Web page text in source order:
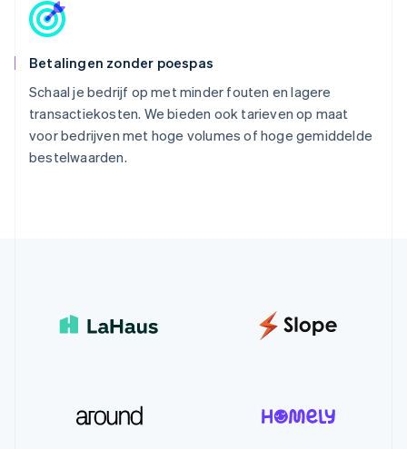
Betalingen zonder poespas
Schaal je bedrijf op met minder fouten en lagere
transactiekosten. We bieden ook tarieven op maat
voor bedrijven met hoge volumes of hoge gemiddelde
bestelwaarden.